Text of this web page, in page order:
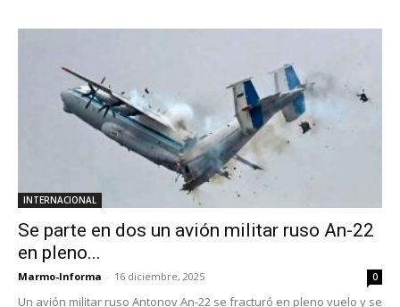
INTERNACIONAL
Se parte en dos un avión militar ruso An-22
en pleno...
Marmo-Informa - 16 diciembre, 2025 0
Un avión militar ruso Antonov An-22 se fracturó en pleno vuelo y se